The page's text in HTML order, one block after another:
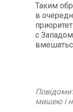
Таким
в
с
мишею і